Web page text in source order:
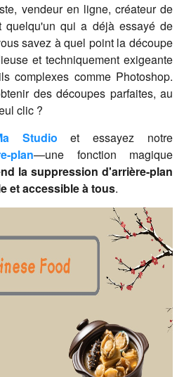
vendeur en ligne, créateur de
quelqu'un qui a déjà essayé de
savez à quel point la découpe
et techniquement exigeante
complexes comme Photoshop.
des découpes parfaites, au
clic ?
Studio et essayez notre
plan—une fonction magique
la suppression d'arrière-plan
et accessible à tous.